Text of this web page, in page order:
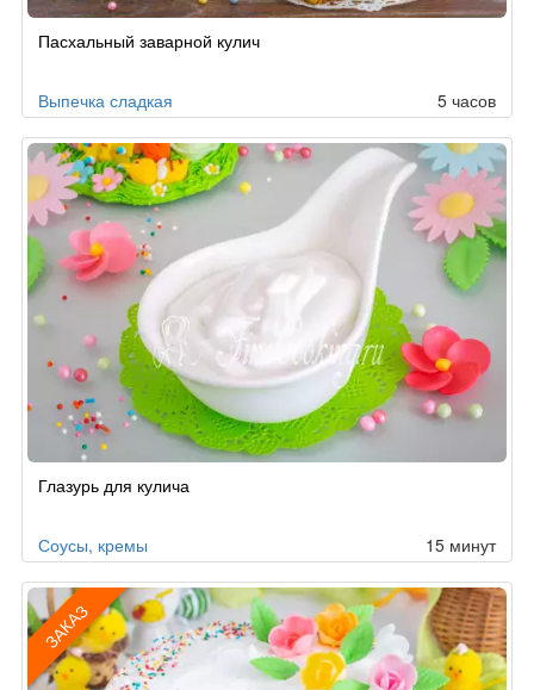
Пасхальный заварной кулич
Выпечка сладкая 5 часов
Глазурь для кулича
Соусы, кремы 15 минут
ЗАКАЗ